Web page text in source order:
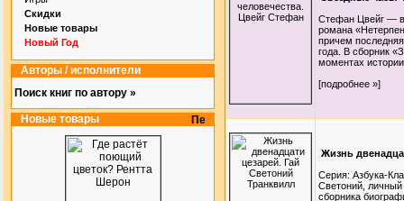
Скидки
Новые товары
Новый Год
Авторы / исполнители
Поиск книг по автору »
Новые товары
Стефан Цвейг —
романа
причем
года. В сборник
моментах
[подробнее »]
Жизнь
Серия: Азбука-
Светоний, личный
сборника